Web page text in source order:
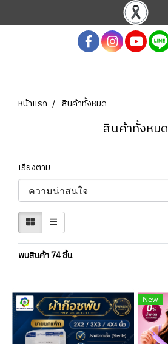
หน้าแรก สินค้าทั้งหมด
สินค้าทั้งหมด
เรียงตาม
พบสินค้า 74 ชิ้น
New